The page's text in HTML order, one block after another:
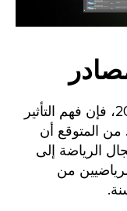
مع تقدم صناعة الرياضة في عام 2024، فإن فهم التأثير
من المتوقع أن
الرياضة إلى
من